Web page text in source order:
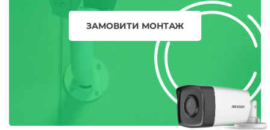
ЗАМОВИТИ МОНТАЖ